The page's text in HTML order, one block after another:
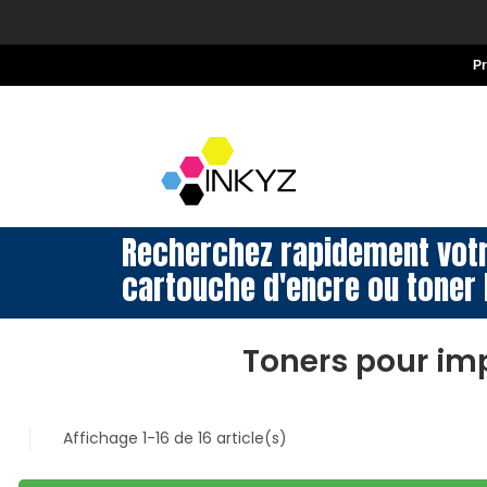
Recherchez rapidement
cartouche d'encre ou toner
Toners pour
Affichage 1-16 de 16 article(s)